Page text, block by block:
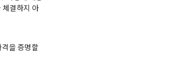
체결하지 아
을 증명할